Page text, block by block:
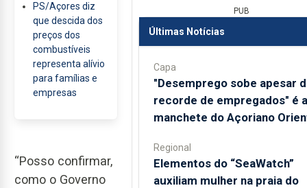
PS/Açores diz
que descida dos
preços dos
combustíveis
representa alívio
para famílias e
empresas
“Posso confirmar,
como o Governo
PUB
Últimas Notícias
Capa
"Desemprego sobe apesar
recorde de empregados" é a
manchete do Açoriano
Regional
​Elementos do “SeaWatch”
auxiliam mulher na praia do